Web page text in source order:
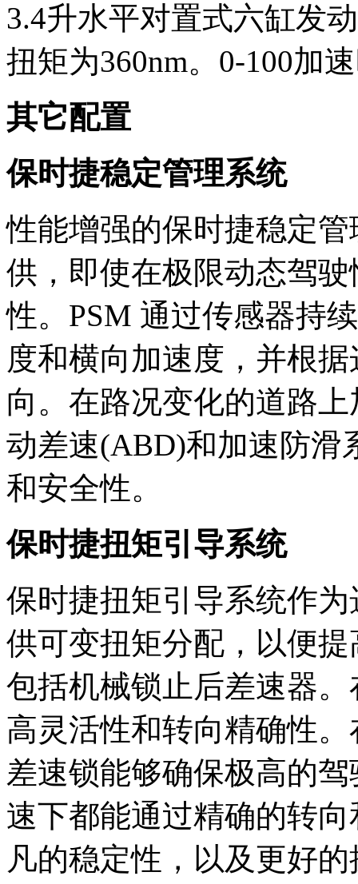
3.4升水平对置式六缸发
扭矩为360nm。0-100加
其它配置
保时捷稳定管理系统
性能增强的保时捷稳定
供，即使在极限动态驾
性。PSM 通过传感器持
度和横向加速度，并根
向。在路况变化的道路
动差速(ABD)和加速防滑
和安全性。
保时捷扭矩引导系统
保时捷扭矩引导系统作
供可变扭矩分配，以便
包括机械锁止后差速器
高灵活性和转向精确性
差速锁能够确保极高的
速下都能通过精确的转
凡的稳定性，以及更好